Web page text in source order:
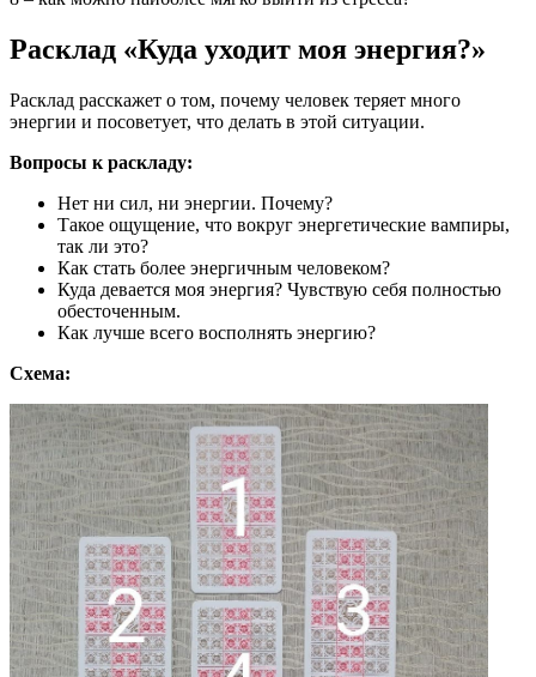
Расклад «Куда уходит моя энергия?»
Расклад расскажет о том, почему человек теряет много
энергии и посоветует, что делать в этой ситуации.
Вопросы к раскладу:
Нет ни сил, ни энергии. Почему?
Такое ощущение, что вокруг энергетические вампиры,
так ли это?
Как стать более энергичным человеком?
Куда девается моя энергия? Чувствую себя полностью
обесточенным.
Как лучше всего восполнять энергию?
Схема: